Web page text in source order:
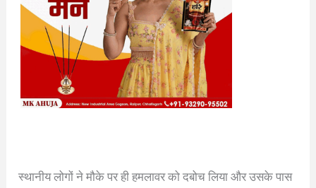
स्थानीय लोगों ने मौके पर ही हमलावर को दबोच लिया और उसके पास